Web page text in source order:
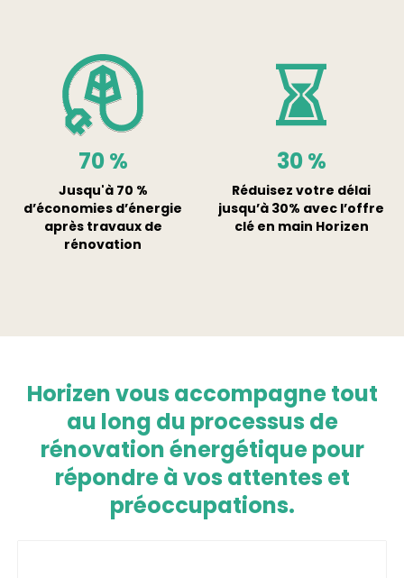
70%
Jusqu'à 70 %
d’économies d’énergie
après travaux de
rénovation
30%
Réduisez votre délai
jusqu’à 30% avec l’offre
clé en main Horizen
Horizen vous accompagne tout
au long du processus de
rénovation énergétique pour
répondre à vos attentes et
préoccupations.